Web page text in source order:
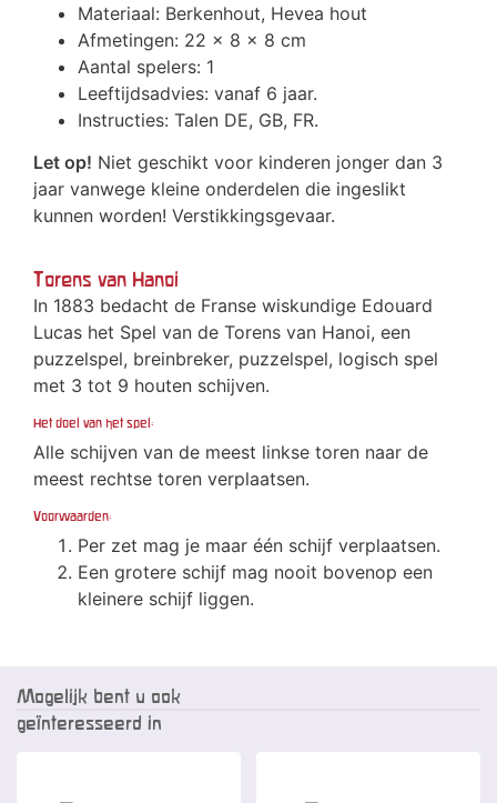
Materiaal: Berkenhout, Hevea hout
Afmetingen: 22 x 8 x 8 cm
Aantal spelers: 1
Leeftijdsadvies: vanaf 6 jaar.
Instructies: Talen DE, GB, FR.
Let op! Niet geschikt voor kinderen jonger dan 3
jaar vanwege kleine onderdelen die ingeslikt
kunnen worden! Verstikkingsgevaar.
Torens van Hanoi
In 1883 bedacht de Franse wiskundige Edouard
Lucas het Spel van de Torens van Hanoi, een
puzzelspel, breinbreker, puzzelspel, logisch spel
met 3 tot 9 houten schijven.
Het doel van het spel:
Alle schijven van de meest linkse toren naar de
meest rechtse toren verplaatsen.
Voorwaarden:
Per zet mag je maar één schijf verplaatsen.
Een grotere schijf mag nooit bovenop een
kleinere schijf liggen.
Mogelijk bent u ook
geïnteresseerd in